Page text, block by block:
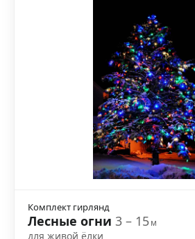
Комплект гирлянд
Лесные огни 3 – 15м
для живой ёлки